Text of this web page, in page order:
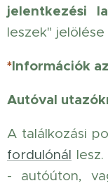
jelentkezési
leszek"
*Információk
Autóval
A találkozási
fordulónál
- autóúton,